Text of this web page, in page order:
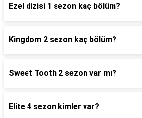
Ezel dizisi 1 sezon kaç bölüm?
Kingdom 2 sezon kaç bölüm?
Sweet Tooth 2 sezon var mı?
Elite 4 sezon kimler var?